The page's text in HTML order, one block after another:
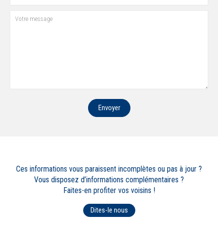
Envoyer
Ces informations vous paraissent incomplètes ou pas à jour ?
Vous disposez d’informations complémentaires ?
Faites-en profiter vos voisins !
Dites-le nous